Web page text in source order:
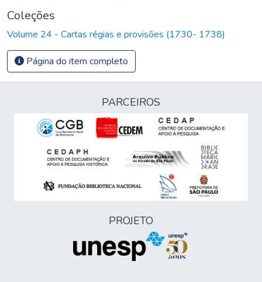
Coleções
Volume 24 - Cartas régias e provisões (1730- 1738)
Página do item completo
PARCEIROS
PROJETO